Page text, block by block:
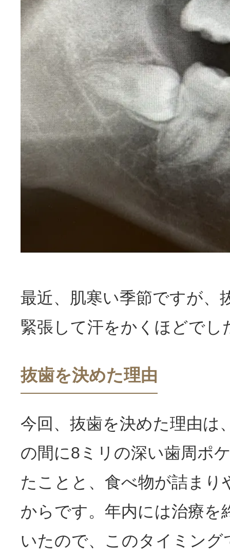
最近、肌寒い季節ですが、
緊張して汗をかくほどでし
抜歯を決めた理由
今回、抜歯を決めた理由は
の間に8ミリの深い歯周ポ
たことと、食べ物が詰まり
からです。年内には治療を
いたので、このタイミング